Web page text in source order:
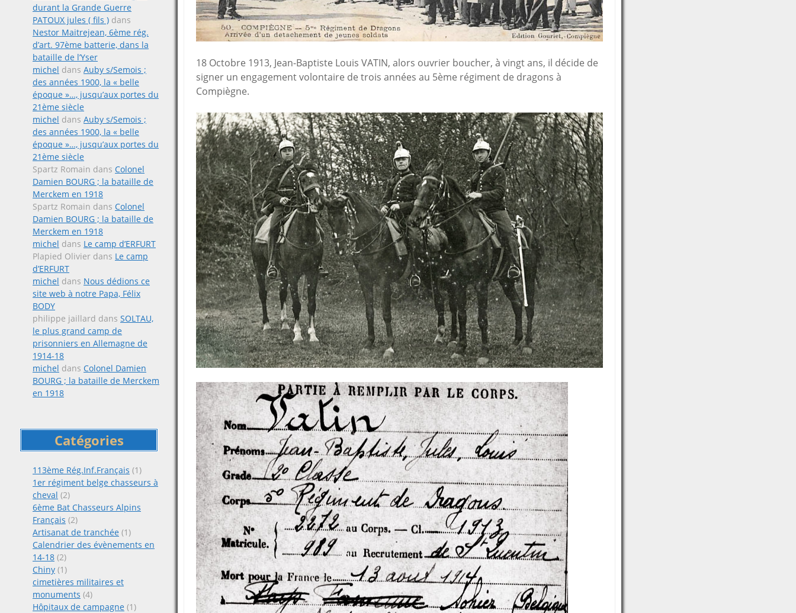
durant la Grande Guerre
PATOUX jules ( fils ) dans
Nestor Maitrejean, 6ème rég.
d’art. 97ème batterie, dans la
bataille de l’Yser
michel dans Auby s/Semois ;
des années 1900, la « belle
époque »…, jusqu’aux portes du
21ème siècle
michel dans Auby s/Semois ;
des années 1900, la « belle
époque »…, jusqu’aux portes du
21ème siècle
Spartz Romain dans Colonel
Damien BOURG ; la bataille de
Merckem en 1918
Spartz Romain dans Colonel
Damien BOURG ; la bataille de
Merckem en 1918
michel dans Le camp d’ERFURT
Plapied Olivier dans Le camp
d’ERFURT
michel dans Nous dédions ce
site web à notre Papa, Félix
BODY
philippe jaillard dans SOLTAU,
le plus grand camp de
prisonniers en Allemagne de
1914-18
michel dans Colonel Damien
BOURG ; la bataille de Merckem
en 1918
Catégories
113ème Rég.Inf.Français (1)
1er régiment belge chasseurs à
cheval (2)
6ème Bat Chasseurs Alpins
Français (2)
Artisanat de tranchée (1)
Calendrier des évènements en
14-18 (2)
Chiny (1)
cimetières militaires et
monuments (4)
Hôpitaux de campagne (1)
18 Octobre 1913, Jean-Baptiste Louis VATIN, alors ouvrier boucher, à vingt ans, il décide de
signer un engagement volontaire de trois années au 5ème régiment de dragons à
Compiègne.